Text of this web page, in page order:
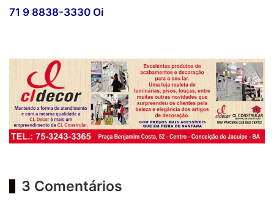
71 9 8838-3330 Oi
3 Comentários